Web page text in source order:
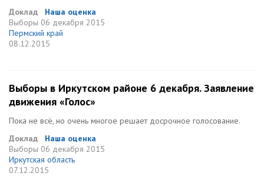
Доклад
Наша оценка
Выборы 06 декабря 2015
Пермский край
08.12.2015
Выборы в Иркутском районе 6 декабря. Заявление
движения «Голос»
Пока не всё, но очень многое решает досрочное голосование.
Доклад
Наша оценка
Выборы 06 декабря 2015
Иркутская область
07.12.2015